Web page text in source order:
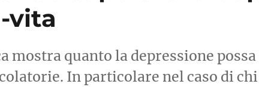
vita
mostra quanto la depressione
In particolare nel caso di